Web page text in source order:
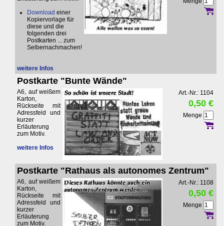
Download einer
Kopiervorlage für
diese und die
folgenden drei
Postkarten ... zum
Selbernachmachen!
weitere Infos
Postkarte "Bunte Wände"
A6, auf weißem
Karton,
Rückseite mit
Adressfeld und
kurzer
Erläuterung
zum Motiv.
weitere Infos
Art.-Nr.: 1104
0,50 €
Menge
Postkarte "Rathaus als autonomes Zentrum"
A6, auf weißem
Karton,
Rückseite mit
Adressfeld und
kurzer
Erläuterung
zum Motiv.
Art.-Nr.: 1108
0,50 €
Menge